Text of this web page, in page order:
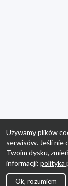
Używamy plików
serwisów. Jeśli nie
Twoim dysku,
informacji: polityka
Ok, rozumiem